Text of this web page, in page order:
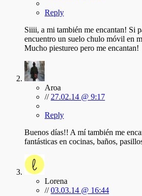
Reply
Siiii, a mi también me encantan! Si
encuentro un suelo chulo móvil en
Mucho piestureo pero me encantan!
Aroa
// 27.02.14 @ 9:17
Reply
Buenos días!! A mí también me
fantásticas en cocinas, baños,
Lorena
//03.03.14 @ 16:44